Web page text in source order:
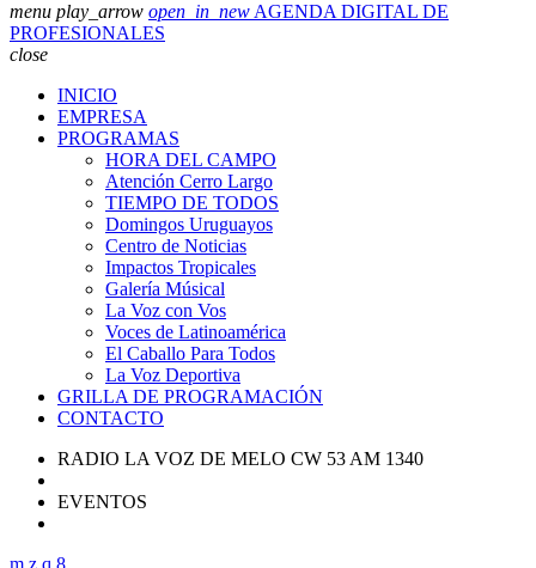
menu play_arrow open_in_new AGENDA DIGITAL DE
PROFESIONALES
close
INICIO
EMPRESA
PROGRAMAS
HORA DEL CAMPO
Atención Cerro Largo
TIEMPO DE TODOS
Domingos Uruguayos
Centro de Noticias
Impactos Tropicales
Galería Músical
La Voz con Vos
Voces de Latinoamérica
El Caballo Para Todos
La Voz Deportiva
GRILLA DE PROGRAMACIÓN
CONTACTO
RADIO LA VOZ DE MELO CW 53 AM 1340
EVENTOS